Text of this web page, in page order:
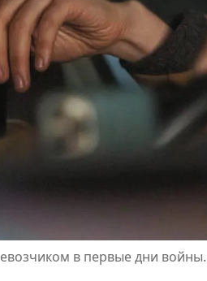
в первые дни войны.